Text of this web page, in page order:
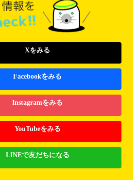
Xをみる
Facebookをみる
Instagramをみる
YouTubeをみる
LINEで友だちになる